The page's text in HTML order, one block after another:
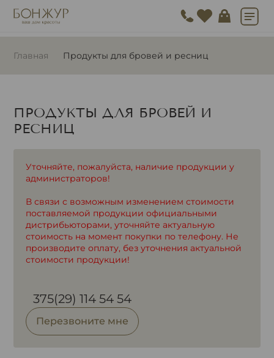
Главная Продукты для бровей и ресниц
ПРОДУКТЫ ДЛЯ БРОВЕЙ И
РЕСНИЦ
Уточняйте, пожалуйста, наличие продукции у
администраторов!
В связи с возможным изменением стоимости
поставляемой продукции официальными
дистрибьюторами, уточняйте актуальную
стоимость на момент покупки по телефону. Не
производите оплату, без уточнения актуальной
стоимости продукции!
375(29) 114 54 54
Перезвоните мне